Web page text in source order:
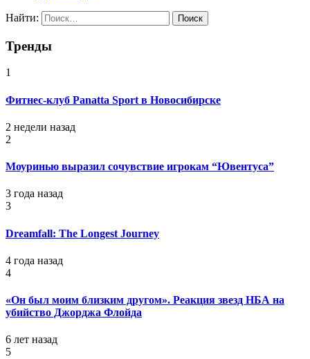
Найти:
Тренды
1
Фитнес-клуб Panatta Sport в Новосибирске
2 недели назад
2
Моуринью выразил сочувствие игрокам “Ювентуса”
3 года назад
3
Dreamfall: The Longest Journey
4 года назад
4
«Он был моим близким другом». Реакция звезд НБА на
убийство Джорджа Флойда
6 лет назад
5